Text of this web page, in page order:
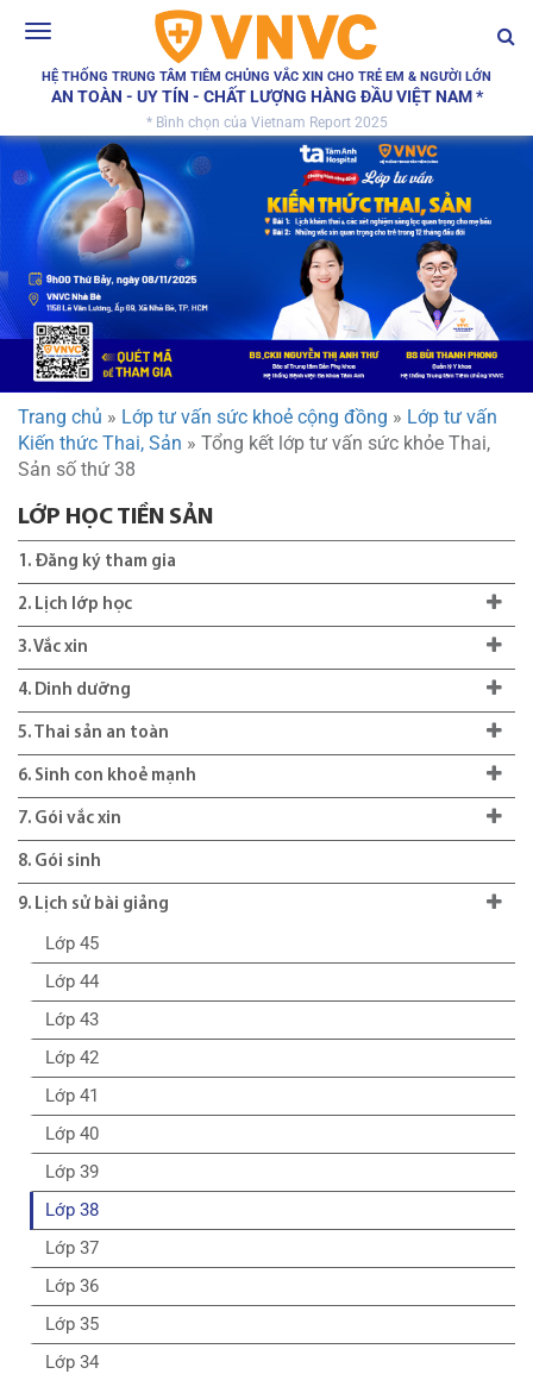
Toggle
HỆ THỐNG TRUNG TÂM TIÊM CHỦNG VẮC XIN CHO TRẺ EM & NGƯỜI LỚN
AN TOÀN - UY TÍN - CHẤT LƯỢNG HÀNG ĐẦU VIỆT NAM *
* Bình chọn của Vietnam Report 2025
Trang chủ » Lớp tư vấn sức khoẻ cộng đồng » Lớp tư vấn
Kiến thức Thai, Sản » Tổng kết lớp tư vấn sức khỏe Thai,
Sản số thứ 38
LỚP HỌC TIỀN SẢN
1. Đăng ký tham gia
2. Lịch lớp học
3. Vắc xin
4. Dinh dưỡng
5. Thai sản an toàn
6. Sinh con khoẻ mạnh
7. Gói vắc xin
8. Gói sinh
9. Lịch sử bài giảng
Lớp 45
Lớp 44
Lớp 43
Lớp 42
Lớp 41
Lớp 40
Lớp 39
Lớp 38
Lớp 37
Lớp 36
Lớp 35
Lớp 34